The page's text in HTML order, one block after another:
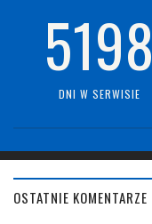
5198
DNI W SERWISIE
OSTATNIE KOMENTARZE